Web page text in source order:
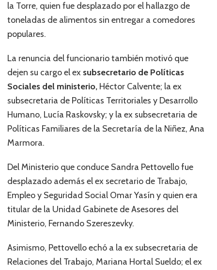
la Torre, quien fue desplazado por el hallazgo de
toneladas de alimentos sin entregar a comedores
populares.
La renuncia del funcionario también motivó que
dejen su cargo el ex subsecretario de Políticas
Sociales del ministerio, Héctor Calvente; la ex
subsecretaria de Políticas Territoriales y Desarrollo
Humano, Lucía Raskovsky; y la ex subsecretaria de
Políticas Familiares de la Secretaría de la Niñez, Ana
Marmora.
Del Ministerio que conduce Sandra Pettovello fue
desplazado además el ex secretario de Trabajo,
Empleo y Seguridad Social Omar Yasín y quien era
titular de la Unidad Gabinete de Asesores del
Ministerio, Fernando Szereszevky.
Asimismo, Pettovello echó a la ex subsecretaria de
Relaciones del Trabajo, Mariana Hortal Sueldo; el ex